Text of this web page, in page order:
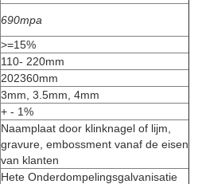
690mpa
>=15%
110- 220mm
202360mm
3mm, 3.5mm, 4mm
+ - 1%
Naamplaat door klinknagel of lijm,
gravure, embossment vanaf de eisen
van klanten
Hete Onderdompelingsgalvanisatie